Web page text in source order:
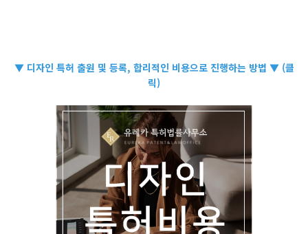
▼ 디자인 특허 출원 및 등록, 합리적인 비용으로 진행하는 방법 ▼ (클
릭)